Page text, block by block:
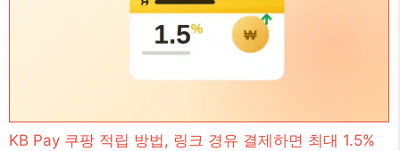
KB Pay 쿠팡 적립 방법, 링크 경유 결제하면 최대 1.5%